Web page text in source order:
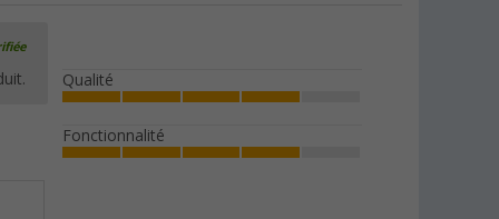
Qualité
Fonctionnalité